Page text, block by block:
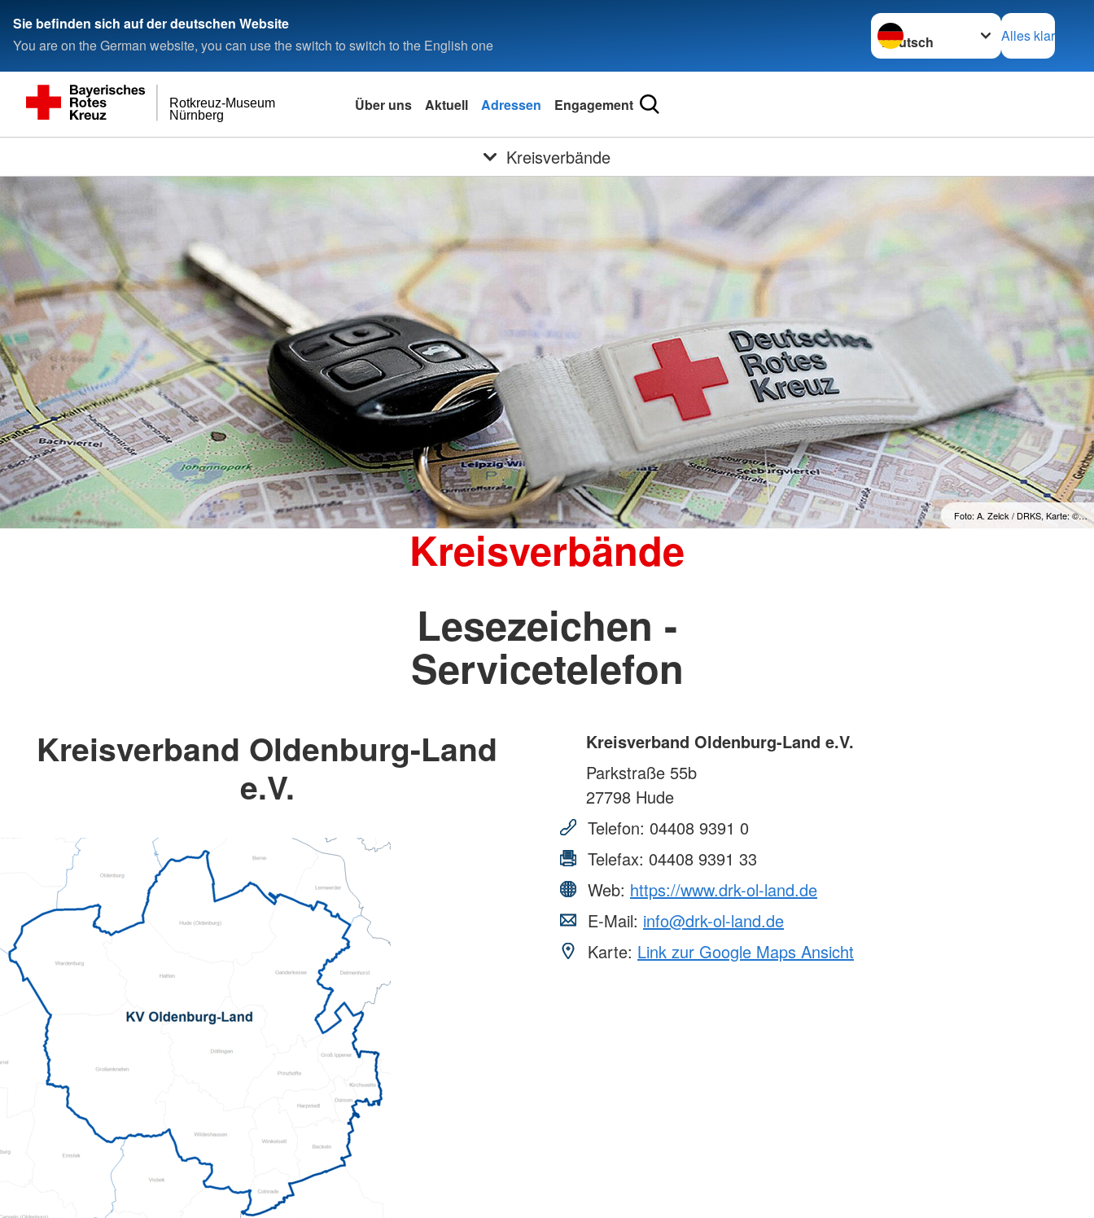
Sie befinden sich auf der deutschen Website
You are on the German website, you can use the switch to switch to the English one
Sprache wechseln zu
Alles klar
Nürnberg
Rotkreuz-Museum Über uns Aktuell Adressen Engagement
Kreisverbände
Foto: A. Zelck / DRKS, Karte: ©…
Kreisverbände
Lesezeichen -
Servicetelefon
Kreisverband Oldenburg-Land
e.V.
Kreisverband Oldenburg-Land e.V.
Parkstraße 55b
27798 Hude
Telefon: 04408 9391 0
Telefax: 04408 9391 33
Web: https://www.drk-ol-land.de
E-Mail: info@drk-ol-land.de
Karte: Link zur Google Maps Ansicht